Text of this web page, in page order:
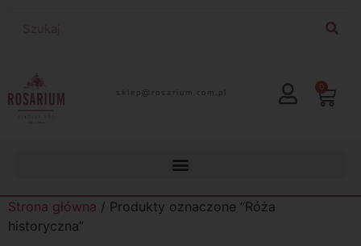
lp.moc.muirasor@pelks 0
Strona główna / Produkty oznaczone “Róża
historyczna”